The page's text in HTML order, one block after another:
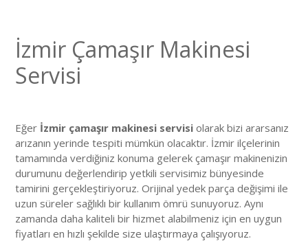
İzmir Çamaşır Makinesi
Servisi
Eğer İzmir çamaşır makinesi servisi olarak bizi ararsanız
arızanın yerinde tespiti mümkün olacaktır. İzmir ilçelerinin
tamamında verdiğiniz konuma gelerek çamaşır makinenizin
durumunu değerlendirip yetkili servisimiz bünyesinde
tamirini gerçekleştiriyoruz. Orijinal yedek parça değişimi ile
uzun süreler sağlıklı bir kullanım ömrü sunuyoruz. Aynı
zamanda daha kaliteli bir hizmet alabilmeniz için en uygun
fiyatları en hızlı şekilde size ulaştırmaya çalışıyoruz.